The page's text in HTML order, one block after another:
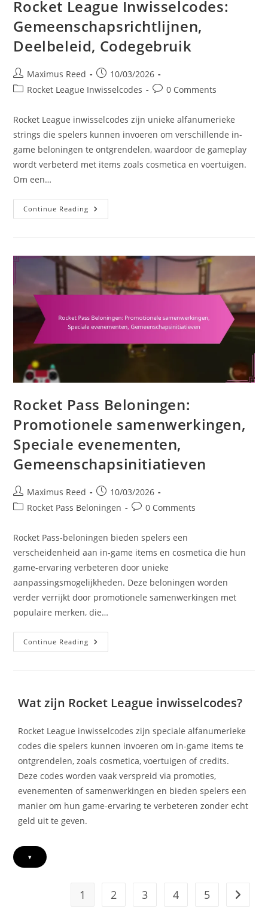
Rocket League Inwisselcodes:
Gemeenschapsrichtlijnen,
Deelbeleid, Codegebruik
Post
author:
Maximus Reed
Post
published:
10/03/2026
PostRocket League Inwisselcodes
Post0 Comments
Rocket League inwisselcodes zijn unieke alfanumerieke
strings die spelers kunnen invoeren om verschillende in-
game beloningen te ontgrendelen, waardoor de gameplay
wordt verbeterd met items zoals cosmetica en voertuigen.
Om een…
Continue Reading Rocket
League
Rocket Pass Beloningen:
Promotionele samenwerkingen,
Speciale evenementen,
Gemeenschapsinitiatieven
Post
author:
Maximus Reed
Post
published:
10/03/2026
PostRocket Pass Beloningen
Post0 Comments
Rocket Pass-beloningen bieden spelers een
verscheidenheid aan in-game items en cosmetica die hun
game-ervaring verbeteren door unieke
aanpassingsmogelijkheden. Deze beloningen worden
verder verrijkt door promotionele samenwerkingen met
populaire merken, die…
Continue Reading Rocket
Pass
Gemeenschapsinitiatieven
Wat zijn Rocket League inwisselcodes?
Rocket League inwisselcodes zijn speciale alfanumerieke
codes die spelers kunnen invoeren om in-game items te
ontgrendelen, zoals cosmetica, voertuigen of credits.
Deze codes worden vaak verspreid via promoties,
evenementen of samenwerkingen en bieden spelers een
manier om hun game-ervaring te verbeteren zonder echt
geld uit te geven.
▾
1 2 3 4 5 Go to